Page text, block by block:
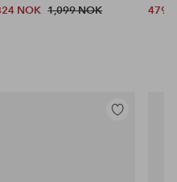
NOK 1,099 NOK
479
Legg